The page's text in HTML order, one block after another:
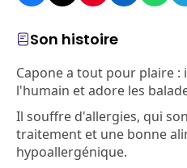
Son histoire
Capone a tout pour plaire
l'humain et adore les
Il souffre d'allergies, qui
traitement et une bonne
hypoallergénique.